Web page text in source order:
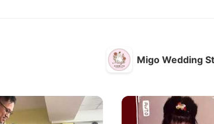
Migo Wedding